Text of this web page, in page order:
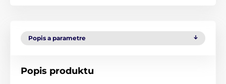
Popis a parametre
Popis produktu